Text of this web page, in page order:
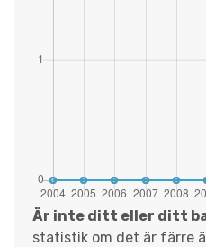
Är inte ditt eller ditt
statistik om det är färre